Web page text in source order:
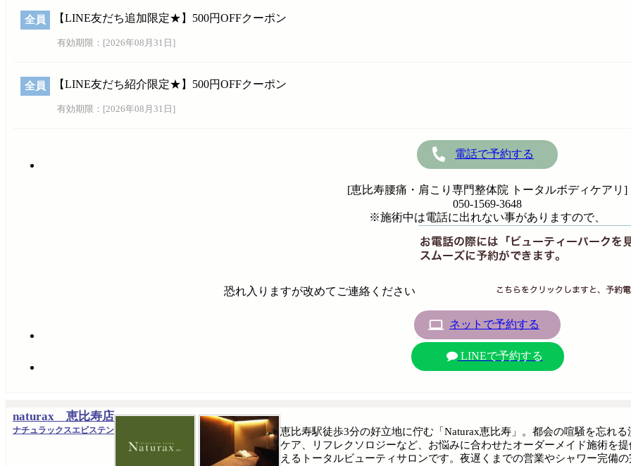
全員 【LINE友だち追加限定★】500円OFFクーポン
有効期限：[2026年08月31日 ]
全員 【LINE友だち紹介限定★】500円OFFクーポン
有効期限：[2026年08月31日 ]
電話で予約する
[恵比寿腰痛・肩こり専門整体院 トータルボディケアリ]
050-1569-3648
※施術中は電話に出れない事がありますので、
恐れ入りますが改めてご連絡ください
ネットで予約する
LINEで予約する
naturax 恵比寿店
ナチュラックスエビステン
恵比寿駅徒歩3分の好立地に佇む「Naturax恵比寿」。都会の喧騒を忘れ
ケア、リフレクソロジーなど、お悩みに合わせたオーダーメイド施術を
えるトータルビューティサロンです。夜遅くまでの営業やシャワー完備